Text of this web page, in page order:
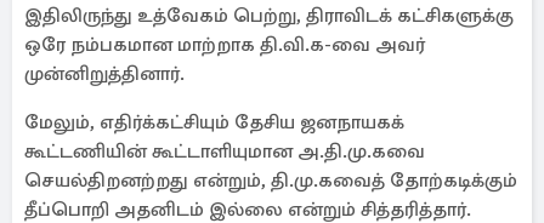
இதிலிருந்து உத்வேகம் பெற்று, திராவிடக் கட்சிகளுக்கு
ஒரே நம்பகமான மாற்றாக தி.வி.க-வை அவர்
முன்னிறுத்தினார்.
மேலும், எதிர்க்கட்சியும் தேசிய ஜனநாயகக்
கூட்டணியின் கூட்டாளியுமான அ.தி.மு.கவை
செயல்திறனற்றது என்றும், தி.மு.கவைத் தோற்கடிக்கும்
தீப்பொறி அதனிடம் இல்லை என்றும் சித்தரித்தார்.